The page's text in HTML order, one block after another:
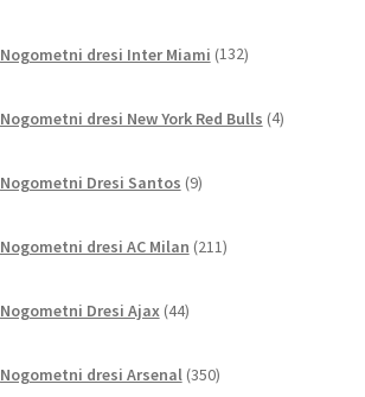
Nogometni dresi Inter Miami 132izdelkov
Nogometni dresi New York Red Bulls 4izdelki
Nogometni Dresi Santos 9izdelkov
Nogometni dresi AC Milan 211izdelkov
Nogometni Dresi Ajax 44izdelkov
Nogometni dresi Arsenal 350izdelkov